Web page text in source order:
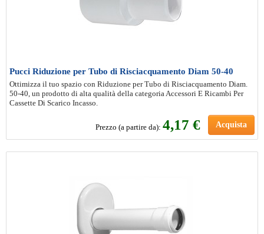
Pucci Riduzione per Tubo di Risciacquamento Diam 50-40
Ottimizza il tuo spazio con Riduzione per Tubo di Risciacquamento Diam.
50-40, un prodotto di alta qualità della categoria Accessori E Ricambi Per
Cassette Di Scarico Incasso.
Prezzo (a partire da): 4,17 € Acquista